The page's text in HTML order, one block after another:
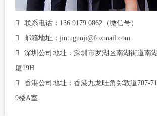
联系电话：136 9179 0862（微信号）
邮箱地址：jintuguoji@foxmail.com
深圳公司地址：深圳市罗湖区南湖街道南
厦19H
香港公司地址：香港九龙旺角弥敦道707-
9楼A室